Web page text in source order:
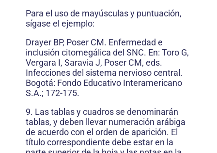
Para el uso de mayúsculas y puntuación,
sígase el ejemplo:
Drayer BP, Poser CM. Enfermedad e
inclusión citomegálica del SNC. En: Toro G,
Vergara I, Saravia J, Poser CM, eds.
Infecciones del sistema nervioso central.
Bogotá: Fondo Educativo Interamericano
S.A.; 172-175.
9. Las tablas y cuadros se denominarán
tablas, y deben llevar numeración arábiga
de acuerdo con el orden de aparición. El
título correspondiente debe estar en la